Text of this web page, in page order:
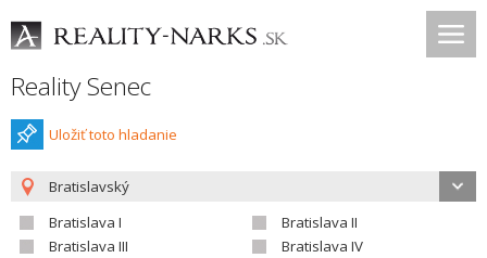
Reality Senec
Uložiť toto hladanie
Bratislavský
Bratislava I
Bratislava II
Bratislava III
Bratislava IV